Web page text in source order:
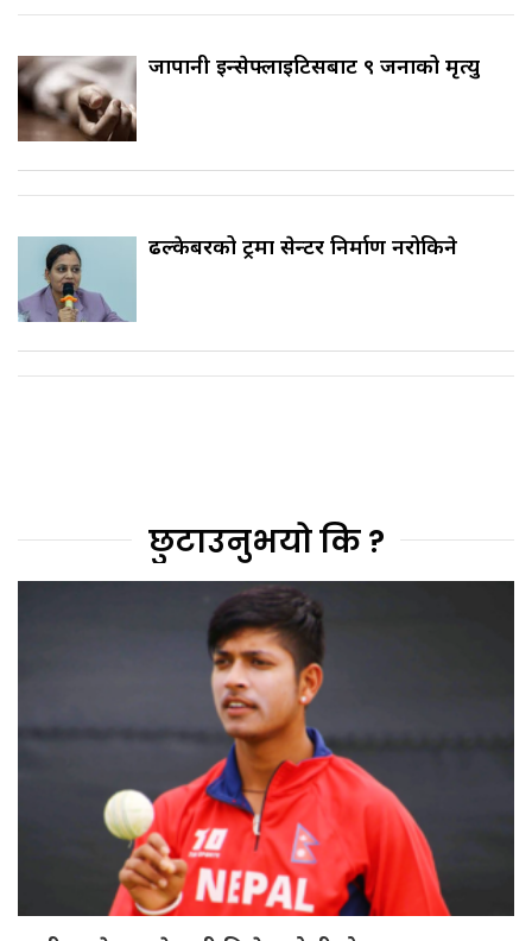
जापानी इन्सेफ्लाइटिसबाट ९ जनाको मृत्यु
ढल्केबरको ट्रमा सेन्टर निर्माण नरोकिने
छुटाउनुभयो कि ?